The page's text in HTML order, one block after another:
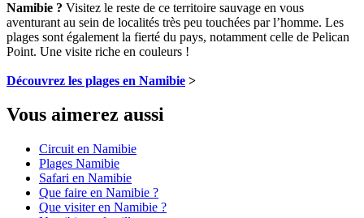
Namibie ? Visitez le reste de ce territoire sauvage en vous
aventurant au sein de localités très peu touchées par l’homme. Les
plages sont également la fierté du pays, notamment celle de Pelican
Point. Une visite riche en couleurs !
Découvrez les plages en Namibie >
Vous aimerez aussi
Circuit en Namibie
Plages Namibie
Safari en Namibie
Que faire en Namibie ?
Que visiter en Namibie ?